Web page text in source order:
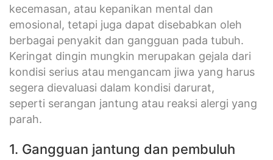
kecemasan, atau kepanikan mental dan
emosional, tetapi juga dapat disebabkan oleh
berbagai penyakit dan gangguan pada tubuh.
Keringat dingin mungkin merupakan gejala dari
kondisi serius atau mengancam jiwa yang harus
segera dievaluasi dalam kondisi darurat,
seperti serangan jantung atau reaksi alergi yang
parah.
1. Gangguan jantung dan pembuluh